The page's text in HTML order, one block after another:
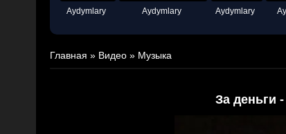
Aydymlary Aydymlary Aydymlary
Главная » Видео » Музыка
За деньги